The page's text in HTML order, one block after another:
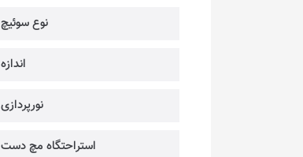
نوع سوئیچ
اندازه
نورپردازی
استراحتگاه مچ دست